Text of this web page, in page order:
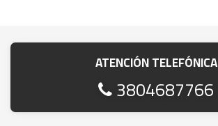
ATENCIÓN TELEFÓNICA
3804687766